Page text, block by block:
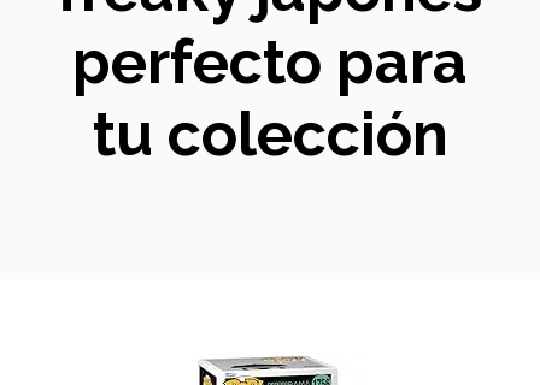
perfecto para
tu colección